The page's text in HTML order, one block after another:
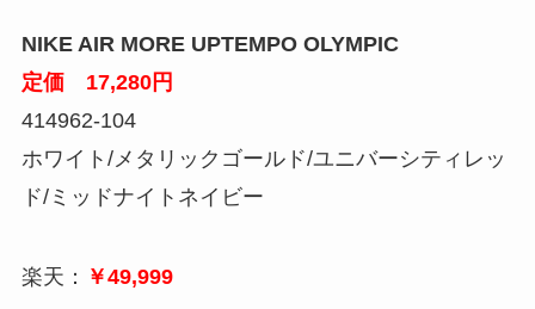
NIKE AIR MORE UPTEMPO OLYMPIC
定価 17,280円
414962-104
ホワイト/メタリックゴールド/ユニバーシティレッ
ド/ミッドナイトネイビー
楽天： ￥49,999